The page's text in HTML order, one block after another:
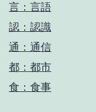
言：言語
認：認識
通：通信
都：都市
食：食事